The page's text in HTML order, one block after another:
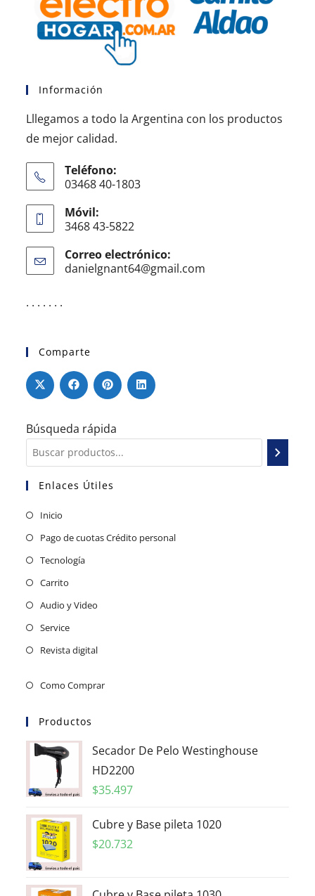
Información
Lllegamos a todo la Argentina con los productos
de mejor calidad.
Teléfono:
03468 40-1803
Móvil:
3468 43-5822
Correo electrónico:
danielgnant64@gmail.com
. . . . . . .
Comparte
Búsqueda rápida
Enlaces Útiles
Inicio
Pago de cuotas Crédito personal
Tecnología
Carrito
Audio y Video
Service
Revista digital
Como Comprar
Productos
Secador De Pelo Westinghouse
HD2200
$35.497
Cubre y Base pileta 1020
$20.732